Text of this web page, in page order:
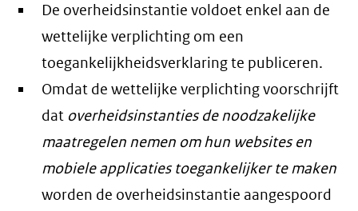
De overheidsinstantie voldoet enkel aan de
wettelijke verplichting om een
toegankelijkheidsverklaring te publiceren.
Omdat de wettelijke verplichting voorschrijft
dat overheidsinstanties de noodzakelijke
maatregelen nemen om hun websites en
mobiele applicaties toegankelijker te maken
worden de overheidsinstantie aangespoord